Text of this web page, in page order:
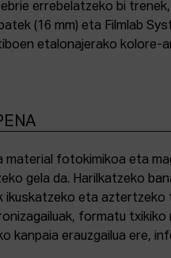
errebelatzeko bi
(16 mm) eta Filmlab
etalonajerako kolore-
material fotokimikoa eta
gela da. Harilkatzeko
ikuskatzeko eta aztertzeko
formatu
kanpaia erauzgailua ere,